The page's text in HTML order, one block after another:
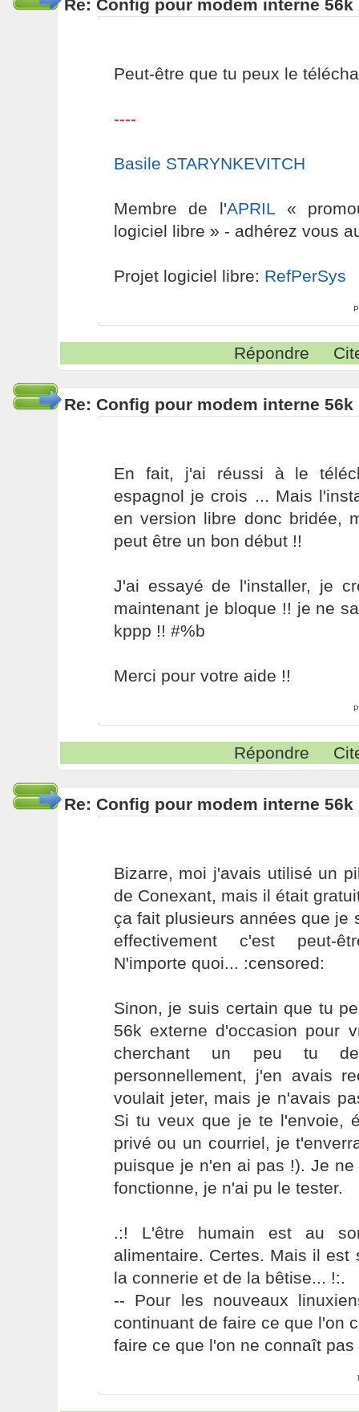
Re: Config pour modem interne 56k
Peut-être que tu peux le
----
Basile STARYNKEVITCH
Membre de l'APRIL «
logiciel libre » - adhérez vous
Projet logiciel libre: RefPerSys
Répondre
Re: Config pour modem interne 56k
En fait, j'ai réussi à le
espagnol je crois ... Mais
en version libre donc bridée,
peut être un bon début !!
J'ai essayé de l'installer, je
maintenant je bloque !! je ne
kppp !! #%b
Merci pour votre aide !!
Répondre
Re: Config pour modem interne 56k
Bizarre, moi j'avais utilisé un
de Conexant, mais il était
ça fait plusieurs années que je
effectivement c'est peut-
N'importe quoi... :censored:
Sinon, je suis certain que tu
56k externe d'occasion pour
cherchant un peu tu
personnellement, j'en avais
voulait jeter, mais je n'avais
Si tu veux que je te l'envoie,
privé ou un courriel, je
puisque je n'en ai pas !). Je
fonctionne, je n'ai pu le tester.
.:! L'être humain est au
alimentaire. Certes. Mais il est
la connerie et de la bêtise... !:.
-- Pour les nouveaux
continuant de faire ce que l'on
faire ce que l'on ne connaît pas